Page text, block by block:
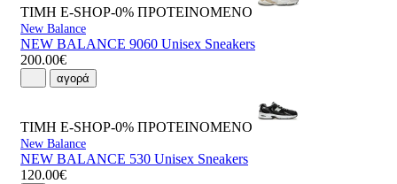
ΤΙΜΗ E-SHOP-0% ΠΡΟΤΕΙΝΟΜΕΝΟ
New Balance
NEW BALANCE 9060 Unisex Sneakers
200.00€
αγορά
ΤΙΜΗ E-SHOP-0% ΠΡΟΤΕΙΝΟΜΕΝΟ
New Balance
NEW BALANCE 530 Unisex Sneakers
120.00€